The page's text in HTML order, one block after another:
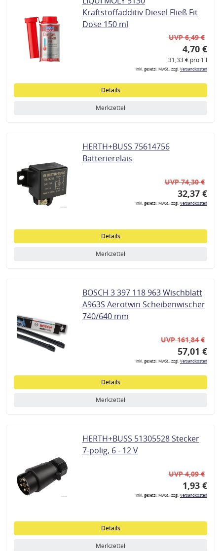
Kraftstoffadditiv Diesel Fließ Fit
Dose 150 ml
UVP 6,49 €
4,70 €
31,33 € pro 1 l
inkl. gesetzl. MwSt., zzgl.Versandkosten
Details
Merkzettel
HERTH+BUSS 75614756
Batterierelais
UVP 74,30 €
32,37 €
inkl. gesetzl. MwSt., zzgl.Versandkosten
Details
Merkzettel
BOSCH 3 397 118 963 Wischblatt
A963S Aerotwin Scheibenwischer
740/640 mm
UVP 161,84 €
57,01 €
inkl. gesetzl. MwSt., zzgl.Versandkosten
Details
Merkzettel
HERTH+BUSS 51305528 Stecker
7-polig, 6 - 12 V
UVP 4,09 €
1,93 €
inkl. gesetzl. MwSt., zzgl.Versandkosten
Details
Merkzettel